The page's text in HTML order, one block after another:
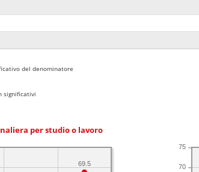
del denominatore
significativi
per studio o lavoro
69.5 70
75